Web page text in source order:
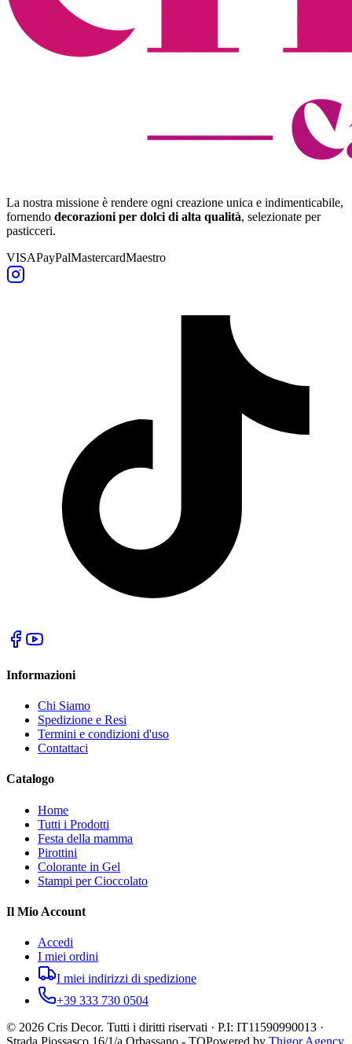
La nostra missione è rendere ogni creazione unica e indimenticabile,
fornendo decorazioni per dolci di alta qualità, selezionate per
pasticceri.
VISAPayPalMastercardMaestro
Informazioni
Chi Siamo
Spedizione e Resi
Termini e condizioni d'uso
Contattaci
Catalogo
Home
Tutti i Prodotti
Festa della mamma
Pirottini
Colorante in Gel
Stampi per Cioccolato
Il Mio Account
Accedi
I miei ordini
I miei indirizzi di spedizione
+39 333 730 0504
© 2026 Cris Decor. Tutti i diritti riservati · P.I: IT11590990013 ·